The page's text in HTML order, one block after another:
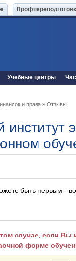
Учебные центры
и права » Отзывы
быть первым -
случае, если
форме